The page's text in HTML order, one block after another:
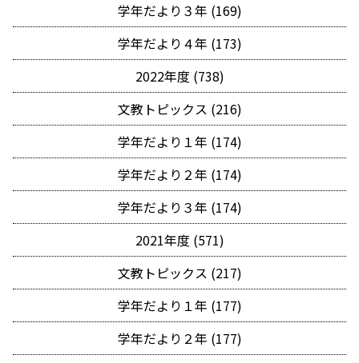
学年だより３年 (169)
学年だより４年 (173)
2022年度 (738)
文教トピックス (216)
学年だより１年 (174)
学年だより２年 (174)
学年だより３年 (174)
2021年度 (571)
文教トピックス (217)
学年だより１年 (177)
学年だより２年 (177)